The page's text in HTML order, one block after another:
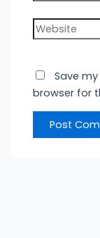
Website
Save
browser for